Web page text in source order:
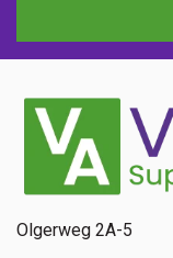
Olgerweg 2A-5